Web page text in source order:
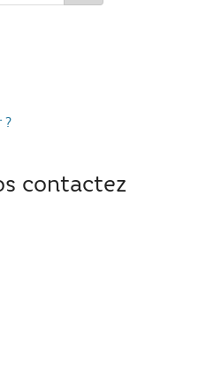
?
contactez